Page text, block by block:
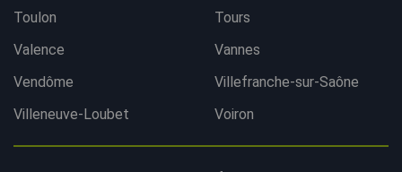
Toulon
Tours
Valence
Vannes
Vendôme
Villefranche-sur-Saône
Villeneuve-Loubet
Voiron